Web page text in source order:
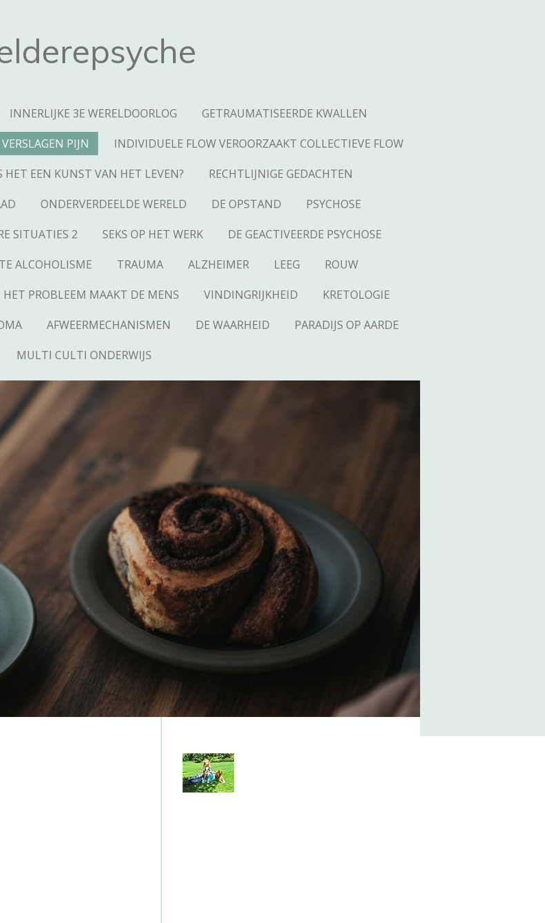
INNERLIJKE 3E WERELDOORLOG
GETRAUMATISEERDE KWALLEN
VERSLAGEN PIJN
INDIVIDUELE FLOW VEROORZAAKT COLLECTIEVE FLOW
HET EEN KUNST VAN HET LEVEN?
RECHTLIJNIGE GEDACHTEN
ONDERVERDEELDE WERELD DE OPSTAND
PSYCHOSE
SITUATIES 2 SEKS OP HET WERK
DE GEACTIVEERDE PSYCHOSE
ALCOHOLISME TRAUMA ALZHEIMER LEEG
ROUW
HET PROBLEEM MAAKT DE MENS VINDINGRIJKHEID
KRETOLOGIE
AFWEERMECHANISMEN DE WAARHEID
PARADIJS OP AARDE
MULTI CULTI ONDERWIJS